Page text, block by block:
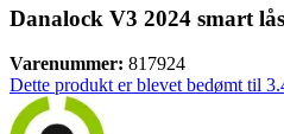
Danalock V3 2024 smart
Varenummer: 817924
Dette produkt er blevet bedømt til